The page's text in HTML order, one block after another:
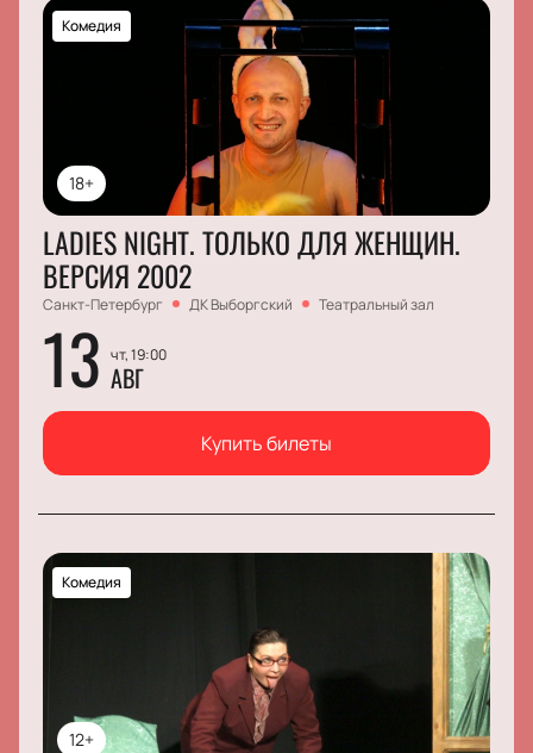
18+
Комедия
LADIES NIGHT. ТОЛЬКО ДЛЯ ЖЕНЩИН.
ВЕРСИЯ 2002
Санкт-Петербург ДК Выборгский Театральный зал
13 чт, 19:00
АВГ
Купить билеты
12+
Комедия